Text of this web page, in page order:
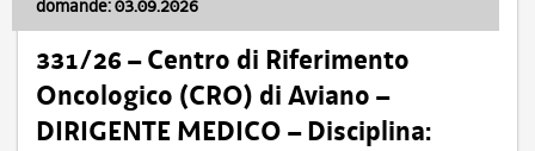
domande: 03.09.2026
331/26 – Centro di Riferimento
Oncologico (CRO) di Aviano –
DIRIGENTE MEDICO – Disciplina: